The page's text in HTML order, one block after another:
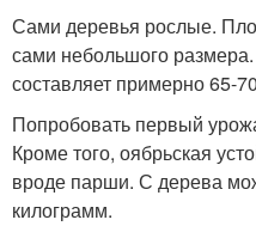
Сами деревья рослые.
сами небольшого
составляет примерно 65-
Попробовать первый
Кроме того, оябрьская
вроде парши. С дерева
килограмм.